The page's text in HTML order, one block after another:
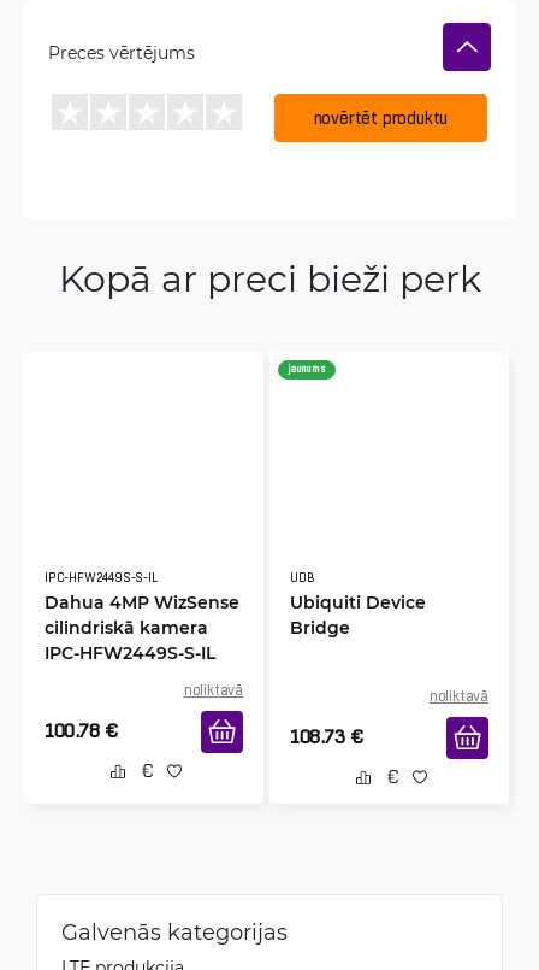
Preces vērtējums
novērtēt produktu
Kopā ar preci bieži perk
IPC-HFW2449S-S-IL
Dahua 4MP WizSense
cilindriskā kamera
IPC-HFW2449S-S-IL
noliktavā
100.78 €
jaunums
UDB
Ubiquiti Device
Bridge
noliktavā
108.73 €
Galvenās kategorijas